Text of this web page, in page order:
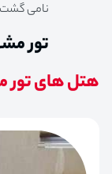
نامی گشت
تور
هتل های تور